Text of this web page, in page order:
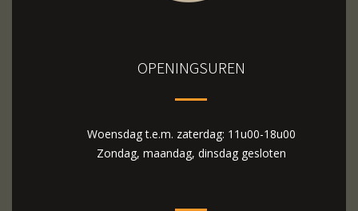
OPENINGSUREN
Woensdag t.e.m. zaterdag: 11u00-18u00
Zondag, maandag, dinsdag gesloten